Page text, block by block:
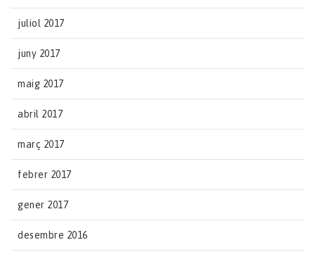
juliol 2017
juny 2017
maig 2017
abril 2017
març 2017
febrer 2017
gener 2017
desembre 2016